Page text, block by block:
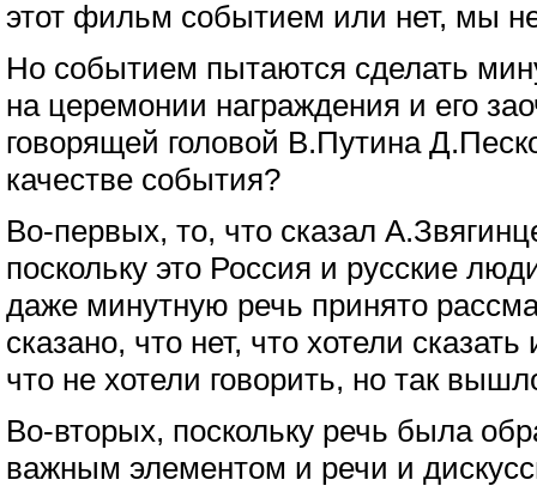
этот фильм событием или нет, мы
Но событием пытаются сделать
на церемонии награждения и его
говорящей головой В.Путина
качестве события?
Во-первых, то, что сказал
поскольку это Россия и русские
даже минутную речь принято
сказано, что нет, что хотели
что не хотели говорить, но так
Во-вторых, поскольку речь была
важным элементом и речи и